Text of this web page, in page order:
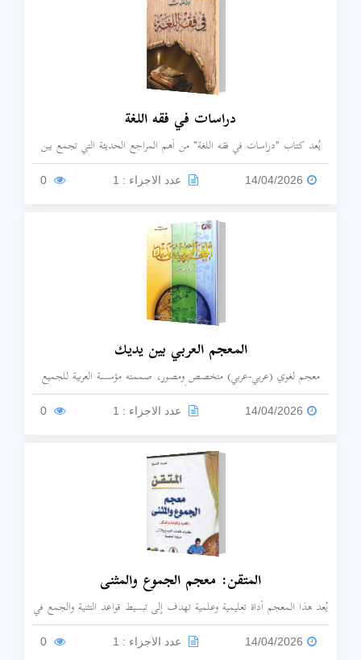
دراسات في فقه اللغة
يُعد كتاب "دراسات في فقه اللغة" من أهم المراجع الحديثة التي تجمع بين
التراث اللغوي العربي والمناهج اللغوية المعاصرة.
14/04/2026 عدد الاجزاء : 1
المعجم العربي بين يديك
معجم لغوي (عربي-عربي) متخصص ومصور، صممته مؤسسة العربية للجميع
لخدمة متعلمي اللغة العربية من غير أبنائها، بالإضافة إلى الطلاب العرب في
مراحلهم التعليمية المختلفة يشرح معاني أكثر من 7000 كلمة من الكلمات
14/04/2026 عدد الاجزاء : 1
المتقن: معجم الجموع والمثنى
يُعد هذا المعجم أداة تعليمية وعلمية تهدف إلى تبسيط قواعد التثنية والجمع في
اللغة العربية وتقديمها في قالب منظم يسهل الرجوع إليه.
14/04/2026 عدد الاجزاء : 1